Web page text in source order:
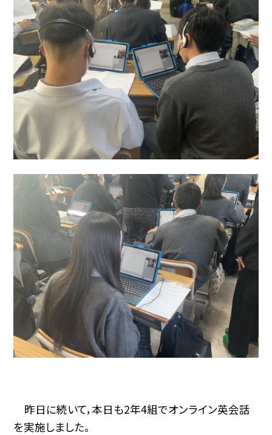
昨日に続いて，本日も2年4組でオンライン英会話
を実施しました。